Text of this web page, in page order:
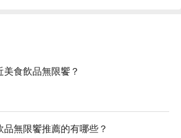
食飲品無限饗？
無限饗推薦的有哪些？